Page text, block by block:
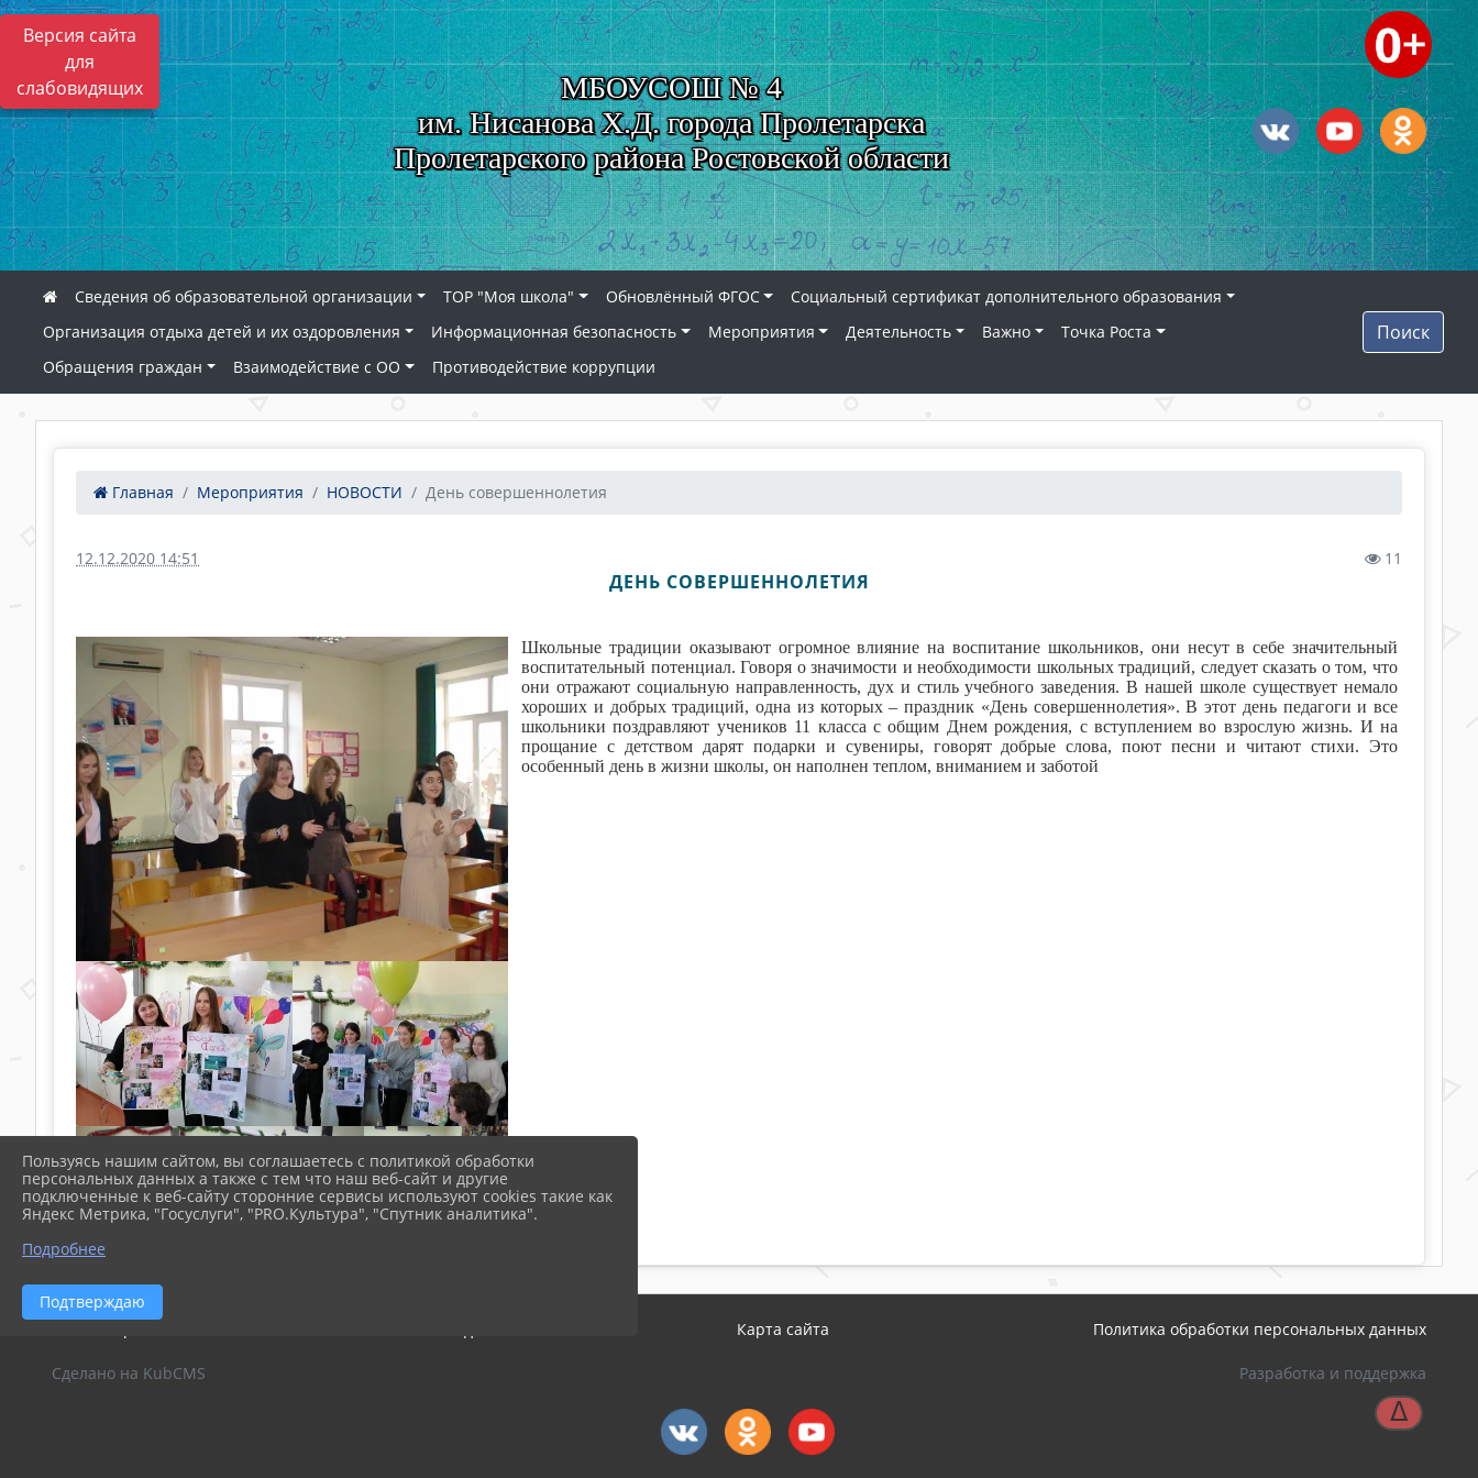
Версия сайта
для
слабовидящих
МБОУСОШ № 4
им. Нисанова Х.Д. города Пролетарска
Пролетарского района Ростовской области
ᐃ
Сведения об образовательной организации ТОР "Моя школа" Обновлённый ФГОС
Социальный сертификат дополнительного образования
Организация отдыха детей и их оздоровления
Информационная безопасность Мероприятия Деятельность Важно
Точка Роста
Обращения граждан
Взаимодействие с ОО Противодействие коррупции
Поиск
Главная Мероприятия НОВОСТИ День совершеннолетия
12.12.2020 14:51 11
ДЕНЬ СОВЕРШЕННОЛЕТИЯ
Школьные традиции оказывают огромное влияние на воспитание школьников, они несут в себе значительный
воспитательный потенциал. Говоря о значимости и необходимости школьных традиций, следует сказать о том, что
они отражают социальную направленность, дух и стиль учебного заведения. В нашей школе существует немало
хороших и добрых традиций, одна из которых – праздник «День совершеннолетия». В этот день педагоги и все
школьники поздравляют учеников 11 класса с общим Днем рождения, с вступлением во взрослую жизнь. И на
прощание с детством дарят подарки и сувениры, говорят добрые слова, поют песни и читают стихи. Это
особенный день в жизни школы, он наполнен теплом, вниманием и заботой
Карта сайта Политика обработки персональных данных
Сделано на KubCMS Разработка и поддержка
Пользуясь нашим сайтом, вы соглашаетесь с политикой обработки
персональных данных а также с тем что наш веб-сайт и другие
подключенные к веб-сайту сторонние сервисы используют cookies такие как
Яндекс Метрика, "Госуслуги", "PRO.Культура", "Спутник аналитика".
Подробнее
Подтверждаю